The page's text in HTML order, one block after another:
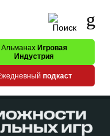
Альманах Игровая
Индустрия
подкаст